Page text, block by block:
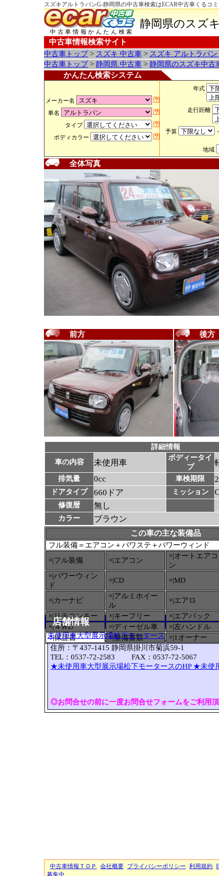
スズキアルトラパンG-静岡県の中古車検索はECAR中古車くるコミ
中古車情報かんたん検索
静岡県のスズ
中古車情報検索サイト
中古車トップ> スズキ 中古車 > スズキ アルトラパ
中古車トップ> 静岡県 中古車 > 静岡県のスズキ中古
かんたん検索システム
メーカー名
車名
タイプ
ボディカラー
年式
走行距離
予算
地域
全体写真
前方 後方
詳細情報
車の内容
未使用車
ボディータイ
プ
排気量 0cc 車検期限
ドアタイプ 660ドア ミッション
修復暦 無し
カラー ブラウン
この車の主な装備品
フル装備＝エアコン＋パワステ＋パワーウィンド
×|フル装備
×|エアコン
×|オートエアコ
ン
×|パワーウィン
ド
×|CD ×|MD
×|カーナビ
×|アルミホイー
ル
×|エアロ
×|リモコンキー
×|キーフリー
×|エアバック
×|４WD
×|ディーゼル車
×|左ハンドル
○|保証書 ×|整備書類 ×|1オーナー
店舗情報
未使用車大型展示場松下モータース
住所：〒437-1415 静岡県掛川市菊浜59-1
TEL：0537-72-2583 FAX：0537-72-5067
★未使用車大型展示場松下モータースのHP ★未使
◎お問合せの前に一度お問合せフォームをご利用
中古車情報ＴＯＰ 会社概要 プライバシーポリシー 利用規約
募集中